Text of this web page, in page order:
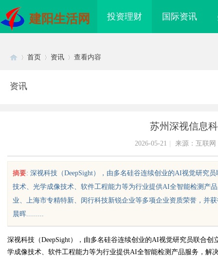
建阳生活网 投资理财 国际资讯
首页 资讯 查看内容
资讯
苏州深视信息
2026-05-21 来源：互联网
摘要: 深视科技（DeepSight），由多名硅谷连续创业的AI视觉研究
技术、光学成像技术、软件工程能力等为行业提供AI全智能检测产
业、上海市专精特新、闵行科技新锐企业等多项企业资质荣誉，并
晨晖.........
深视科技（DeepSight），由多名硅谷连续创业的AI视觉研究员联合
学成像技术、软件工程能力等为行业提供AI全智能检测产品服务，解
配眼镜
发体系全解析